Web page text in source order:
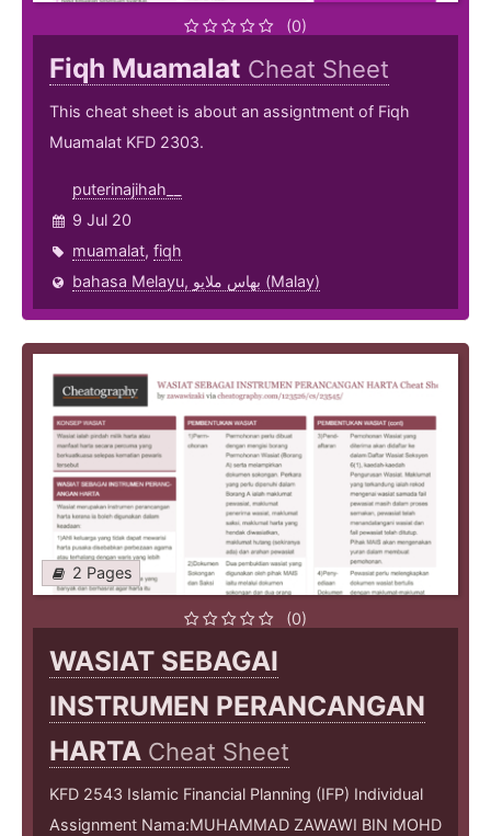
(0)
Fiqh Muamalat Cheat Sheet
This cheat sheet is about an assigntment of Fiqh
Muamalat KFD 2303.
puterinajihah__
9 Jul 20
muamalat, fiqh
bahasa Melayu, بهاس ملايو‎ (Malay)
2 Pages
(0)
WASIAT SEBAGAI
INSTRUMEN PERANCANGAN
HARTA Cheat Sheet
KFD 2543 Islamic Financial Planning (IFP) Individual
Assignment Nama:MUHAMMAD ZAWAWI BIN MOHD